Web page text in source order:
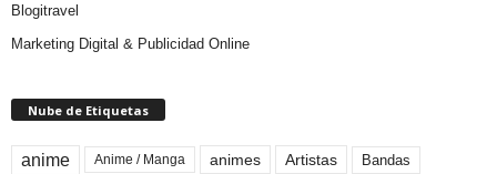
Blogitravel
Marketing Digital & Publicidad Online
Nube de Etiquetas
anime Anime / Manga animes Artistas Bandas